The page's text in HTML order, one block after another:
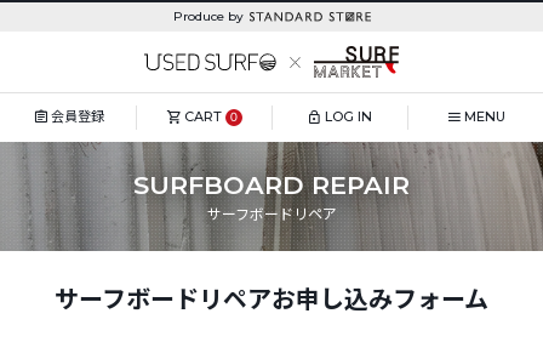
Produce by
会員登録 CART 0 LOG IN MENU
SURFBOARD REPAIR
サーフボードリペア
サーフボードリペアお申し込みフォーム